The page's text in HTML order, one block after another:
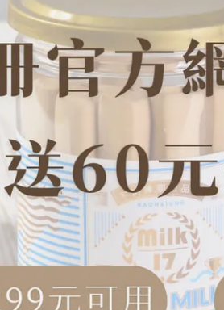
、鹽、維他命E(抗氧化劑)
包75克，方便隨身攜帶，無論工作
板價，輕鬆滿足日常小確幸。